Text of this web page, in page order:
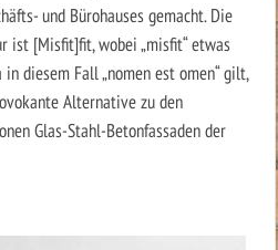
und Bürohauses gemacht. Die
ist [Misfit]fit, wobei „misfit“ etwas
in diesem Fall „nomen est omen“ gilt,
Alternative zu den
Glas-Stahl-Betonfassaden der